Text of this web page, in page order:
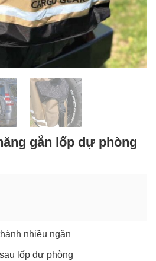
gắn lốp dự phòng
nhiều ngăn
lốp dự phòng